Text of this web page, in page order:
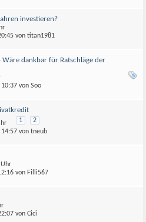
investieren?
von titan1981
Wäre dankbar für Ratschläge der
10:37 von Soo
1
2
14:57 von tneub
von Filli567
von Cici